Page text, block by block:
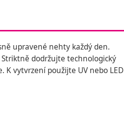
upravené nehty každý den.
dodržujte technologický
K vytvrzení použijte UV nebo LED